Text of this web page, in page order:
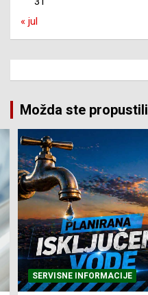
« jul
Možda ste propustili
SERVISNE INFORMACIJE